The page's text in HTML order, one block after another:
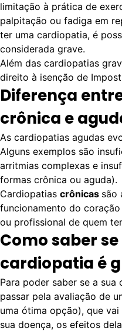
limitação à prática de
palpitação ou fadiga em
ter uma cardiopatia, é
considerada grave.
Além das cardiopatias
direito à isenção de
Diferença
crônica e
As cardiopatias agudas
Alguns exemplos são
arritmias complexas e
formas crônica ou aguda).
Cardiopatias crônicas são
funcionamento do
ou profissional de quem
Como saber
cardiopatia é
Para poder saber se a
passar pela avaliação de
uma ótima opção), que
sua doença, os efeitos